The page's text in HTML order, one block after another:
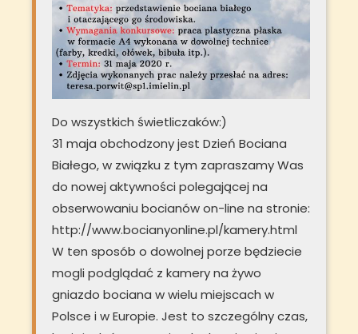
Do wszystkich świetliczaków:)
31 maja obchodzony jest Dzień Bociana
Białego, w związku z tym zapraszamy Was
do nowej aktywności polegającej na
obserwowaniu bocianów on-line na stronie:
http://www.bocianyonline.pl/kamery.html
W ten sposób o dowolnej porze będziecie
mogli podglądać z kamery na żywo
gniazdo bociana w wielu miejscach w
Polsce i w Europie. Jest to szczególny czas,